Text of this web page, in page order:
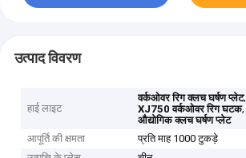
उत्पाद विवरण
हाई लाइट
वर्कओवर रिग क्लच घर्षण प्लेट,
XJ750 वर्कओवर रिग घटक,
औद्योगिक क्लच घर्षण प्लेट
आपूर्ति की क्षमता
प्रति माह 1000 टुकड़े